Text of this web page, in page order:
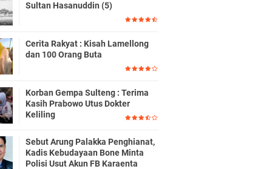
Sultan Hasanuddin (5)
Cerita Rakyat : Kisah Lamellong
dan 100 Orang Buta
Korban Gempa Sulteng : Terima
Kasih Prabowo Utus Dokter
Keliling
Sebut Arung Palakka Penghianat,
Kadis Kebudayaan Bone Minta
Polisi Usut Akun FB Karaenta